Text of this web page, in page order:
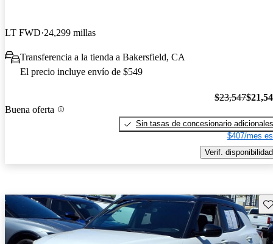
LT FWD 24,299 millas
Transferencia a la tienda a Bakersfield, CA
El precio incluye envío de $549
Buena oferta
$23,547
Sin tasas de concesionario adicionales
$407/mes
Verif. disponibilidad